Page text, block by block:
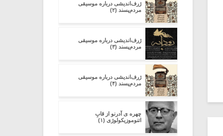
ژرف‌اندیشی درباره‌ موسیقی
مردم‌پسند (۲)
ژرف‌اندیشی درباره‌ موسیقی
مردم‌پسند (۳)
ژرف‌اندیشی درباره‌ موسیقی
مردم‌پسند (۴)
چهره ی آدرنو از قابِ
اتنوموزیکولوژی (۱)